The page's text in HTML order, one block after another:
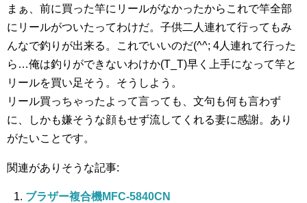
まぁ、前に買った竿にリールがなかったからこれで竿全部
にリールがついたってわけだ。子供二人連れて行ってもみ
んなで釣りが出来る。これでいいのだ(^^; 4人連れて行った
ら…俺は釣りができないわけか(T_T)早く上手になって竿と
リールを買い足そう。そうしよう。
リール買っちゃったよって言っても、文句も何も言わず
に、しかも嫌そうな顔もせず流してくれる妻に感謝。あり
がたいことです。
関連がありそうな記事:
ブラザー複合機MFC-5840CN